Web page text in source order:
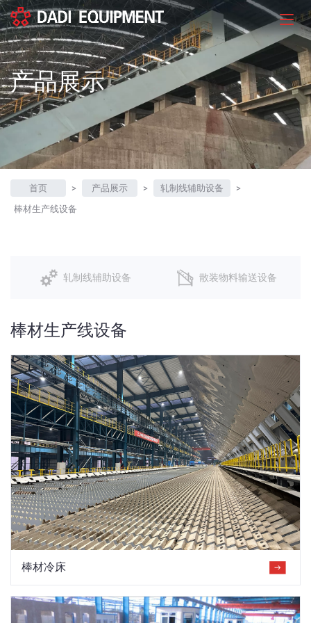
产品展示
首页 > 产品展示 > 轧制线辅助设备
>
棒材生产线设备
轧制线辅助设备 散装物料输送设备
棒材生产线设备
棒材冷床